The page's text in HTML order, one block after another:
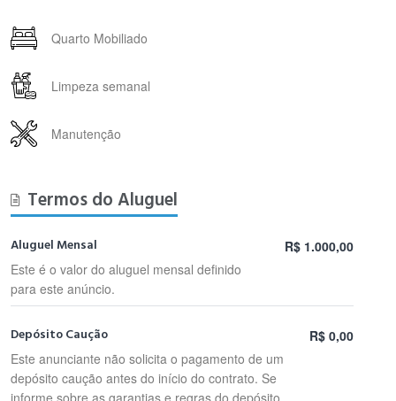
Quarto Mobiliado
Limpeza semanal
Manutenção
Termos do Aluguel
Aluguel Mensal
Este é o valor do aluguel mensal definido
para este anúncio.
R$ 1.000,00
Depósito Caução
Este anunciante não solicita o pagamento de um
depósito caução antes do início do contrato. Se
informe sobre as garantias e regras do depósito
R$ 0,00